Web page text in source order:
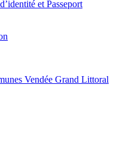
et Passeport
Vendée Grand Littoral